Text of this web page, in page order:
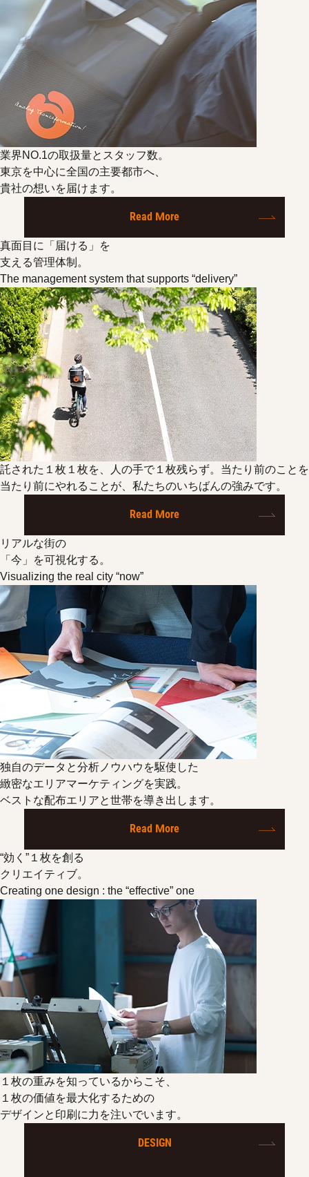
業界NO.1の取扱量とスタッフ数。
東京を中心に全国の主要都市へ、
貴社の想いを届けます。
Read More
真面目に「届ける」を
支える管理体制。
The management system that supports “delivery”
託された１枚１枚を、人の手で１枚残らず。当たり前のことを
当たり前にやれることが、私たちのいちばんの強みです。
Read More
リアルな街の
「今」を可視化する。
Visualizing the real city “now”
独自のデータと分析ノウハウを駆使した
緻密なエリアマーケティングを実践。
ベストな配布エリアと世帯を導き出します。
Read More
“効く”１枚を創る
クリエイティブ。
Creating one design : the “effective” one
１枚の重みを知っているからこそ、
１枚の価値を最大化するための
デザインと印刷に力を注いでいます。
DESIGN